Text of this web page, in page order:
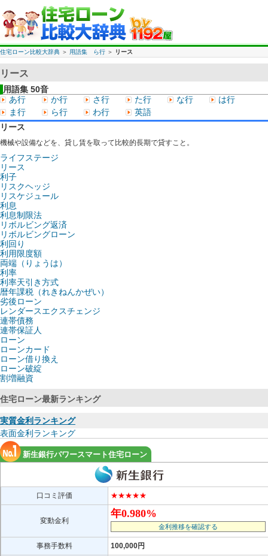
住宅ローン比較大辞典 ＞ 用語集 ら行 ＞ リース
リース
用語集 50音
あ行
か行 さ行 た行 な行
は行
ま行
ら行 わ行
英語
リース
機械や設備などを、貸し賃を取って比較的長期で貸すこと。
ライフステージ
リース
利子
リスクヘッジ
リスケジュール
利息
利息制限法
リボルビング返済
リボルビングローン
利回り
利用限度額
両端（りょうは）
利率
利率天引き方式
暦年課税（れきねんかぜい）
劣後ローン
レンダースエクスチェンジ
連帯債務
連帯保証人
ローン
ローンカード
ローン借り換え
ローン破綻
割増融資
住宅ローン最新ランキング
実質金利ランキング
表面金利ランキング
新生銀行パワースマート住宅ローン
口コミ評価 ★★★★★
変動金利
年0.980%
金利推移を確認する
事務手数料 100,000円